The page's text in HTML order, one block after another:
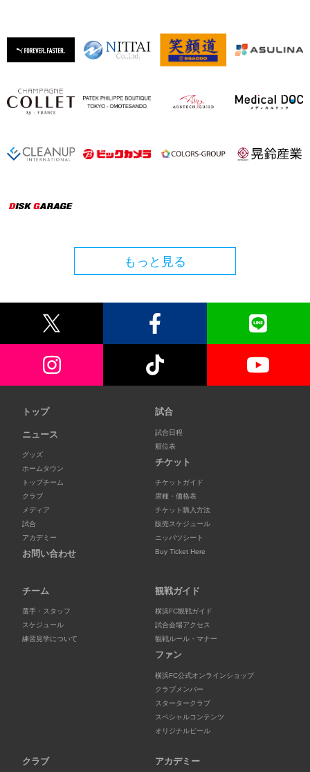
もっと見る
トップ
ニュース
グッズ
ホームタウン
トップチーム
クラブ
メディア
試合
アカデミー
お問い合わせ
試合
試合日程
順位表
チケット
チケットガイド
席種・価格表
チケット購入方法
販売スケジュール
ニッパツシート
Buy Ticket Here
チーム
選手・スタッフ
スケジュール
練習見学について
観戦ガイド
横浜FC観戦ガイド
試合会場アクセス
観戦ルール・マナー
ファン
横浜FC公式オンラインショップ
クラブメンバー
スタータークラブ
スペシャルコンテンツ
オリジナルビール
クラブ アカデミー